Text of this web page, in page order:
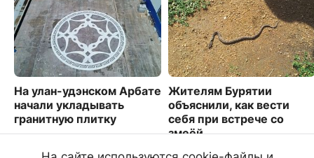
На улан-удэнском Арбате
начали укладывать
гранитную плитку
Жителям Бурятии
объяснили, как вести
себя при встрече со
змеёй
22544